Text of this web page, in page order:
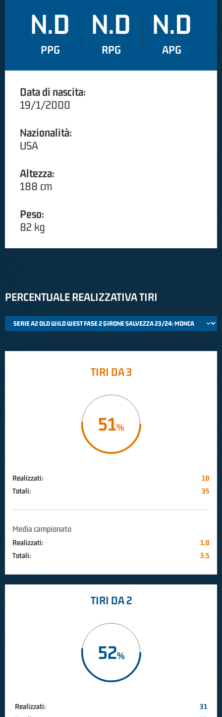
N.D
PPG
N.D
RPG
N.D
APG
Data di nascita:
19/1/2000
Nazionalità:
USA
Altezza:
188 cm
Peso:
82 kg
PERCENTUALE REALIZZATIVA TIRI
TIRI DA 3
51
Realizzati:
18
Totali:
35
Media campionato
Realizzati:
1,8
Totali:
3,5
TIRI DA 2
52
Realizzati:
31